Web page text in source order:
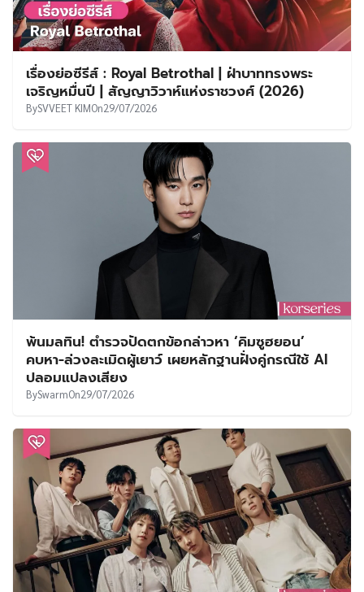
เรื่องย่อซีรีส์ : Royal Betrothal | ฝ่าบาททรงพระ
เจริญหมื่นปี | สัญญาวิวาห์แห่งราชวงศ์ (2026)
BySVVEET KIMOn29/07/2026
พ้นมลทิน! ตำรวจปัดตกข้อกล่าวหา ‘คิมซูฮยอน’
คบหา-ล่วงละเมิดผู้เยาว์ เผยหลักฐานฝั่งคู่กรณีใช้ AI
ปลอมแปลงเสียง
BySwarmOn29/07/2026